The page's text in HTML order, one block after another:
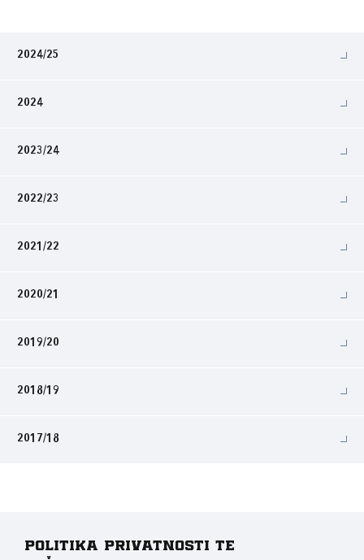
2024/25
2024
2023/24
2022/23
2021/22
2020/21
2019/20
2018/19
2017/18
Politika privatnosti te